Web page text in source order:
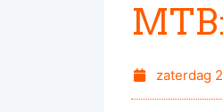
zaterdag